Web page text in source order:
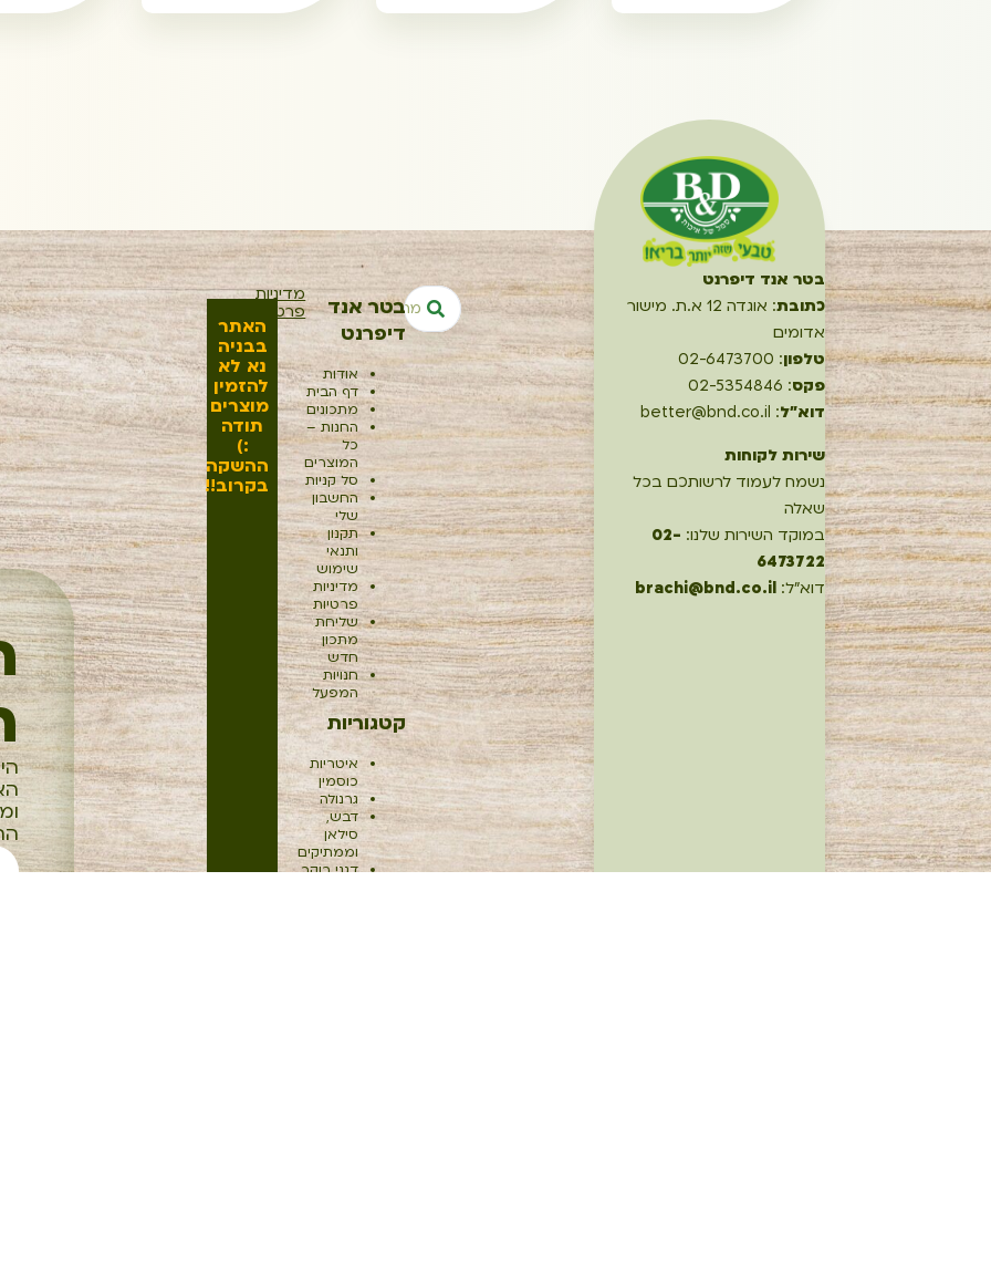
בטר אנד דיפרנט
כתובת
: אוגדה 12 א.ת. מישור
אדומים
טלפון: 02-6473700
פקס: 02-5354846
דוא"ל: better@bnd.co.il
שירות לקוחות
נשמח לעמוד לרשותכם בכל
שאלה
במוקד השירות שלנו: 02-
6473722
דוא"ל: brachi@bnd.co.il
בטר אנד
דיפרנט
אודות
דף הבית
מתכונים
החנות –
כל
המוצרים
סל קניות
החשבון
שלי
תקנון
ותנאי
שימוש
מדיניות
פרטיות
שליחת
מתכון
חדש
חנויות
המפעל
קטגוריות
איטריות
כוסמין
גרנולה
דבש,
סילאן
וממתיקים
דגני בוקר
מדיניות
פרטיות
האתר
בבניה
נא לא
להזמין
מוצרים
תודה
:)
ההשקה
בקרוב!!